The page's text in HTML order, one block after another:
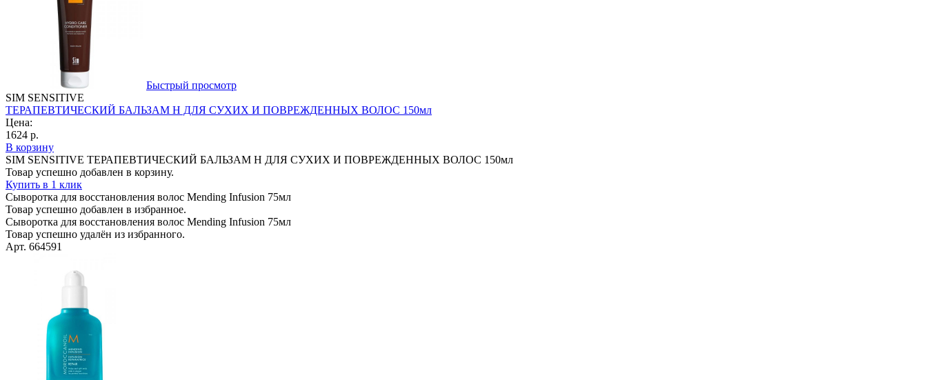
Быстрый просмотр
SIM SENSITIVE
ТЕРАПЕВТИЧЕСКИЙ БАЛЬЗАМ Н ДЛЯ СУХИХ И ПОВРЕЖДЕННЫХ ВОЛОС 150мл
Цена:
1624 р.
В корзину
SIM SENSITIVE ТЕРАПЕВТИЧЕСКИЙ БАЛЬЗАМ Н ДЛЯ СУХИХ И ПОВРЕЖДЕННЫХ ВОЛОС 150мл
Товар успешно добавлен в корзину.
Купить в 1 клик
Сыворотка для восстановления волос Mending Infusion 75мл
Товар успешно добавлен в избранное.
Сыворотка для восстановления волос Mending Infusion 75мл
Товар успешно удалён из избранного.
Арт. 664591